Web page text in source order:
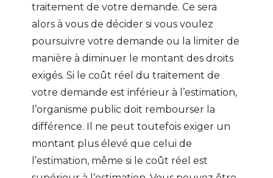
traitement de votre demande. Ce sera
alors à vous de décider si vous voulez
poursuivre votre demande ou la limiter de
manière à diminuer le montant des droits
exigés. Si le coût réel du traitement de
votre demande est inférieur à l’estimation,
l’organisme public doit rembourser la
différence. Il ne peut toutefois exiger un
montant plus élevé que celui de
l’estimation, même si le coût réel est